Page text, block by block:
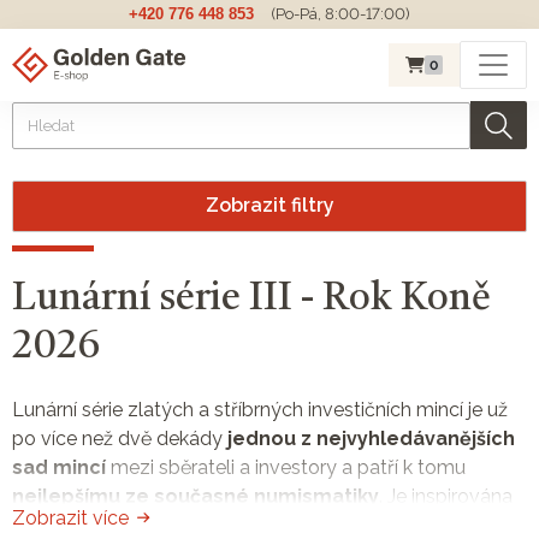
+420 776 448 853 (Po-Pá, 8:00-17:00)
0
Zobrazit filtry
Lunární série III - Rok Koně
2026
Lunární série zlatých a stříbrných investičních mincí je už
po více než dvě dekády jednou z nejvyhledávanějších
sad mincí mezi sběrateli a investory a patří k tomu
nejlepšímu ze současné numismatiky . Je inspirována
dvanáctiletým cyklem čínského kalendáře. Mincovna
Zobrazit více